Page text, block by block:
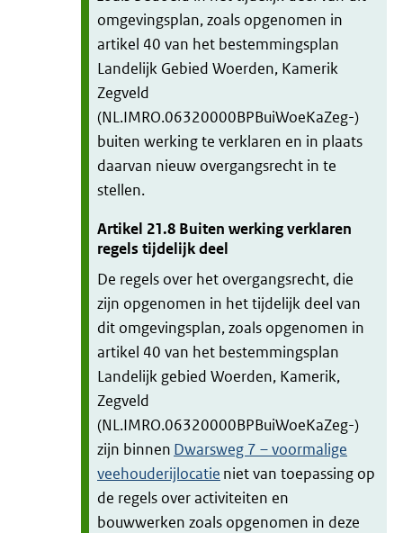
omgevingsplan, zoals opgenomen in
artikel 40 van het bestemmingsplan
Landelijk Gebied Woerden, Kamerik
Zegveld
(NL.IMRO.06320000BPBuiWoeKaZeg-)
buiten werking te verklaren en in plaats
daarvan nieuw overgangsrecht in te
stellen.
Artikel 21.8 Buiten werking verklaren
regels tijdelijk deel
De regels over het overgangsrecht, die
zijn opgenomen in het tijdelijk deel van
dit omgevingsplan, zoals opgenomen in
artikel 40 van het bestemmingsplan
Landelijk gebied Woerden, Kamerik,
Zegveld
(NL.IMRO.06320000BPBuiWoeKaZeg-)
zijn binnen Dwarsweg 7 – voormalige
veehouderijlocatie niet van toepassing op
de regels over activiteiten en
bouwwerken zoals opgenomen in deze